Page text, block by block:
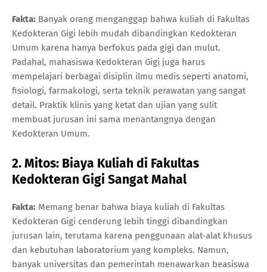
Fakta: Banyak orang menganggap bahwa kuliah di Fakultas
Kedokteran Gigi lebih mudah dibandingkan Kedokteran
Umum karena hanya berfokus pada gigi dan mulut.
Padahal, mahasiswa Kedokteran Gigi juga harus
mempelajari berbagai disiplin ilmu medis seperti anatomi,
fisiologi, farmakologi, serta teknik perawatan yang sangat
detail. Praktik klinis yang ketat dan ujian yang sulit
membuat jurusan ini sama menantangnya dengan
Kedokteran Umum.
2. Mitos: Biaya Kuliah di Fakultas
Kedokteran Gigi Sangat Mahal
Fakta: Memang benar bahwa biaya kuliah di Fakultas
Kedokteran Gigi cenderung lebih tinggi dibandingkan
jurusan lain, terutama karena penggunaan alat-alat khusus
dan kebutuhan laboratorium yang kompleks. Namun,
banyak universitas dan pemerintah menawarkan beasiswa